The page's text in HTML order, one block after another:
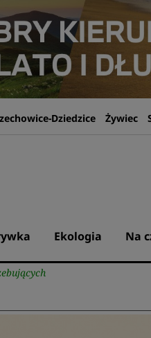
Dziedzice Żywiec
Ekologia Na